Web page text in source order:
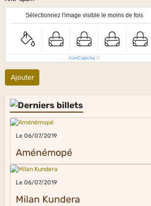
Sélectionnez l'image visible le moins de fois
IconCaptcha ©
Ajouter
Le 06/07/2019
Aménémopé
Le 06/07/2019
Milan Kundera